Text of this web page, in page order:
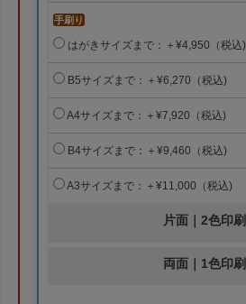
手刷り
はがきサイズまで：＋¥4,950（税込)
B5サイズまで：＋¥6,270（税込)
A4サイズまで：＋¥7,920（税込)
B4サイズまで：＋¥9,460（税込)
A3サイズまで：＋¥11,000（税込)
片面｜2色印刷
両面｜1色印刷